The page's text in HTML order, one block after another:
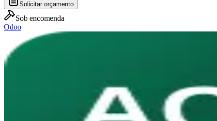
Solicitar orçamento
Sob encomenda
Odoo